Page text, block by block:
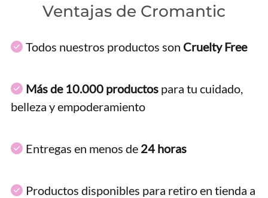
Ventajas de Cromantic
Todos nuestros productos son Cruelty Free
Más de 10.000 productos para tu cuidado,
belleza y empoderamiento
Entregas en menos de 24 horas
Productos disponibles para retiro en tienda a